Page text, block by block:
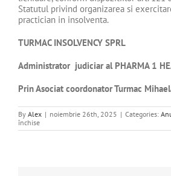
Statutul privind organizarea si
practician in insolventa.
TURMAC INSOLVENCY SPRL
Administrator judiciar al PHARMA 1
Prin Asociat coordonator Turmac
By Alex | noiembrie 26th, 2025 | Categories:
închisepentru
CERERE